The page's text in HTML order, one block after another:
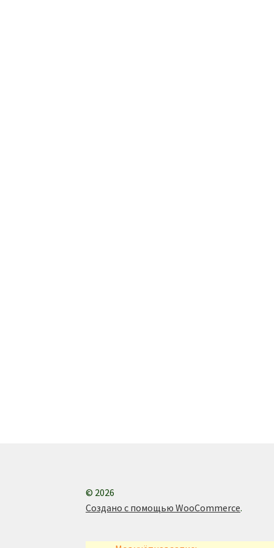
© 2026
Создано с помощью WooCommerce.